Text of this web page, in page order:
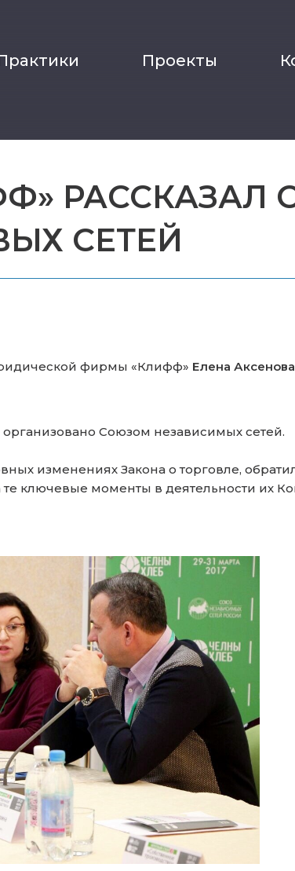
Проекты
РАССКАЗАЛ
СЕТЕЙ
фирмы «Клифф» Елена Аксенова
Союзом независимых сетей.
изменениях Закона о торговле,
ключевые моменты в деятельности их